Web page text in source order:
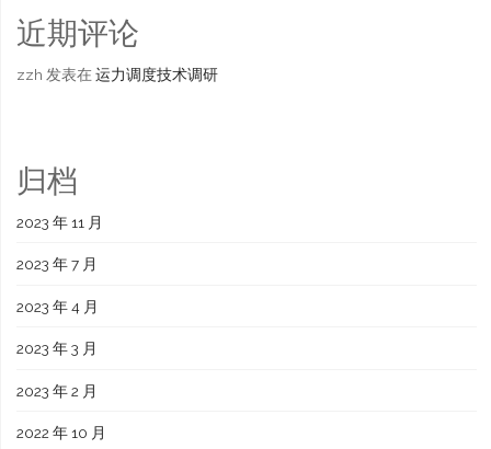
近期评论
zzh 发表在运力调度技术调研
归档
2023 年 11 月
2023 年 7 月
2023 年 4 月
2023 年 3 月
2023 年 2 月
2022 年 10 月